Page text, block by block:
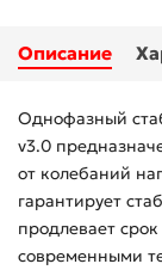
Описание
Однофазный
v3.0
от колебаний
гарантирует
продлевает
современными